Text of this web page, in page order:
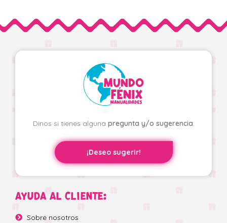
Dinos si tienes alguna pregunta y/o sugerencia.
¡Deseo sugerir!
AYUDA AL CLIENTE:
Sobre nosotros